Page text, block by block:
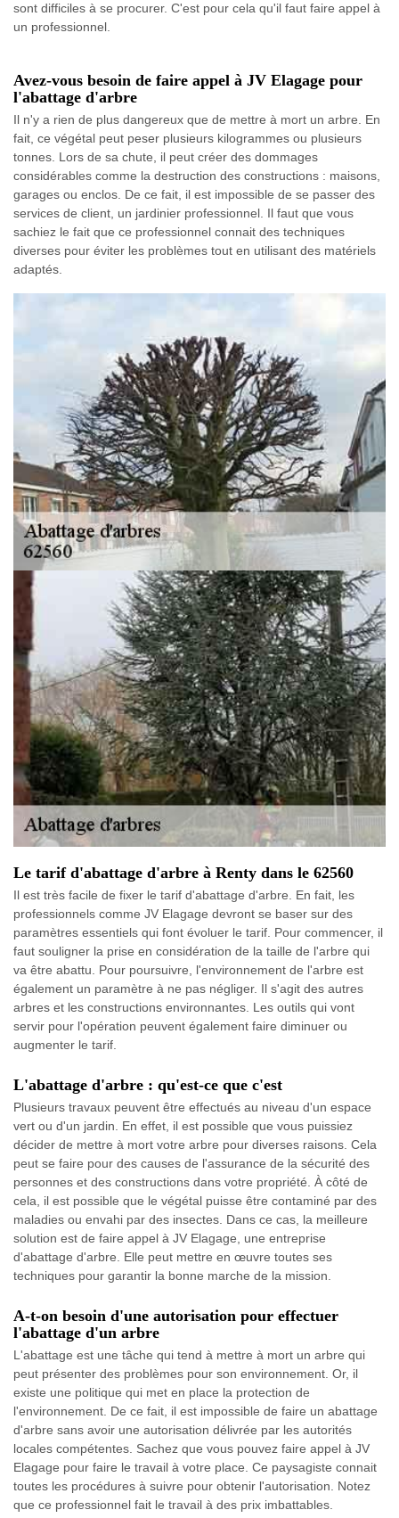
sont difficiles à se procurer. C'est pour cela qu'il faut faire appel à
un professionnel.
Avez-vous besoin de faire appel à JV Elagage pour
l'abattage d'arbre
Il n'y a rien de plus dangereux que de mettre à mort un arbre. En
fait, ce végétal peut peser plusieurs kilogrammes ou plusieurs
tonnes. Lors de sa chute, il peut créer des dommages
considérables comme la destruction des constructions : maisons,
garages ou enclos. De ce fait, il est impossible de se passer des
services de client, un jardinier professionnel. Il faut que vous
sachiez le fait que ce professionnel connait des techniques
diverses pour éviter les problèmes tout en utilisant des matériels
adaptés.
Le tarif d'abattage d'arbre à Renty dans le 62560
Il est très facile de fixer le tarif d'abattage d'arbre. En fait, les
professionnels comme JV Elagage devront se baser sur des
paramètres essentiels qui font évoluer le tarif. Pour commencer, il
faut souligner la prise en considération de la taille de l'arbre qui
va être abattu. Pour poursuivre, l'environnement de l'arbre est
également un paramètre à ne pas négliger. Il s'agit des autres
arbres et les constructions environnantes. Les outils qui vont
servir pour l'opération peuvent également faire diminuer ou
augmenter le tarif.
L'abattage d'arbre : qu'est-ce que c'est
Plusieurs travaux peuvent être effectués au niveau d'un espace
vert ou d'un jardin. En effet, il est possible que vous puissiez
décider de mettre à mort votre arbre pour diverses raisons. Cela
peut se faire pour des causes de l'assurance de la sécurité des
personnes et des constructions dans votre propriété. À côté de
cela, il est possible que le végétal puisse être contaminé par des
maladies ou envahi par des insectes. Dans ce cas, la meilleure
solution est de faire appel à JV Elagage, une entreprise
d'abattage d'arbre. Elle peut mettre en œuvre toutes ses
techniques pour garantir la bonne marche de la mission.
A-t-on besoin d'une autorisation pour effectuer
l'abattage d'un arbre
L'abattage est une tâche qui tend à mettre à mort un arbre qui
peut présenter des problèmes pour son environnement. Or, il
existe une politique qui met en place la protection de
l'environnement. De ce fait, il est impossible de faire un abattage
d'arbre sans avoir une autorisation délivrée par les autorités
locales compétentes. Sachez que vous pouvez faire appel à JV
Elagage pour faire le travail à votre place. Ce paysagiste connait
toutes les procédures à suivre pour obtenir l'autorisation. Notez
que ce professionnel fait le travail à des prix imbattables.